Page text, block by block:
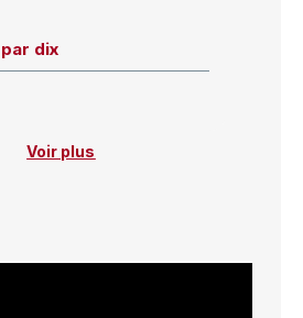
dix
Voir plus